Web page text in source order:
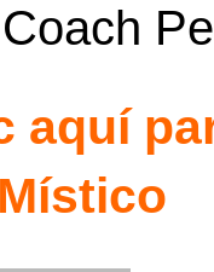
aquí